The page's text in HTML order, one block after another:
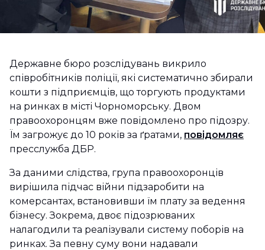
Державне бюро розслідувань викрило
співробітників поліції, які систематично збирали
кошти з підприємців, що торгують продуктами
на ринках в місті Чорноморську. Двом
правоохоронцям вже повідомлено про підозру.
Їм загрожує до 10 років за ґратами, повідомляє
пресслужба ДБР.
За даними слідства, група правоохоронців
вирішила підчас війни підзаробити на
комерсантах, встановивши їм плату за ведення
бізнесу. Зокрема, двоє підозрюваних
налагодили та реалізували систему поборів на
ринках. За певну суму вони надавали